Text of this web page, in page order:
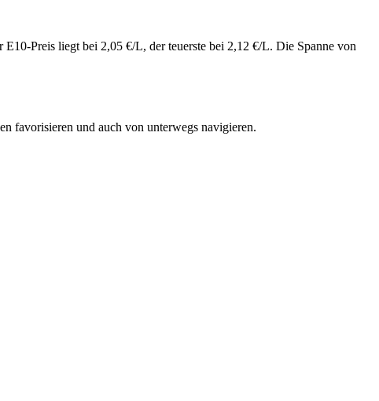
Preis liegt bei 2,05 €/L, der teuerste bei 2,12 €/L. Die Spanne von
favorisieren und auch von unterwegs navigieren.